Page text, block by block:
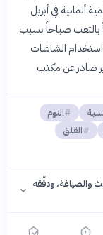
في أبريل
غالباً بالتعب صباحاً بسبب
استخدام الشاشات
صادر عن مكتب
النوم
القلق
والصياغة، ودقّقه